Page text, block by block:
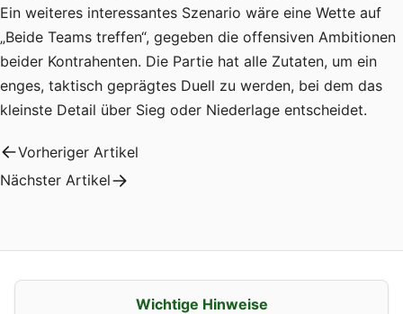
Ein weiteres interessantes Szenario wäre eine Wette auf
„Beide Teams treffen“, gegeben die offensiven Ambitionen
beider Kontrahenten. Die Partie hat alle Zutaten, um ein
enges, taktisch geprägtes Duell zu werden, bei dem das
kleinste Detail über Sieg oder Niederlage entscheidet.
Vorheriger Artikel
Nächster Artikel
Wichtige Hinweise